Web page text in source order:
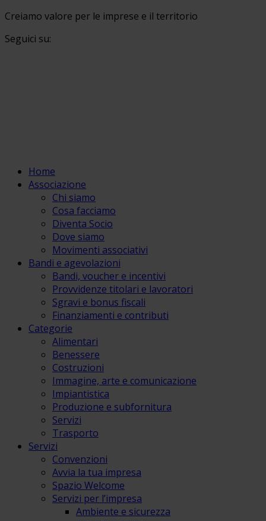
Creiamo valore per le imprese e il territorio
Seguici su:
Home
Associazione
Chi siamo
Cosa facciamo
Diventa Socio
Dove siamo
Movimenti associativi
Bandi e agevolazioni
Bandi, voucher e incentivi
Provvidenze titolari e lavoratori
Sgravi e bonus fiscali
Finanziamenti e contributi
Categorie
Alimentari
Benessere
Costruzioni
Immagine, arte e comunicazione
Impiantistica
Produzione e subfornitura
Servizi
Trasporto
Servizi
Convenzioni
Avvia la tua impresa
Spazio Welcome
Servizi per l’impresa
Ambiente e sicurezza